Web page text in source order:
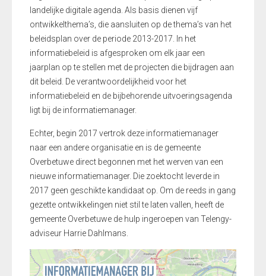
landelijke digitale agenda. Als basis dienen vijf
ontwikkelthema’s, die aansluiten op de thema’s van het
beleidsplan over de periode 2013-2017. In het
informatiebeleid is afgesproken om elk jaar een
jaarplan op te stellen met de projecten die bijdragen aan
dit beleid. De verantwoordelijkheid voor het
informatiebeleid en de bijbehorende uitvoeringsagenda
ligt bij de informatiemanager.
Echter, begin 2017 vertrok deze informatiemanager
naar een andere organisatie en is de gemeente
Overbetuwe direct begonnen met het werven van een
nieuwe informatiemanager. Die zoektocht leverde in
2017 geen geschikte kandidaat op. Om de reeds in gang
gezette ontwikkelingen niet stil te laten vallen, heeft de
gemeente Overbetuwe de hulp ingeroepen van Telengy-
adviseur Harrie Dahlmans.